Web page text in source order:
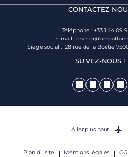
CONTACTEZ-
Téléphone : +33 1 44 09
E-mail :
Siège social : 128 rue de la Boétie
SUIVEZ-NOUS !
Plan du site Mentions légales
Aller plus haut